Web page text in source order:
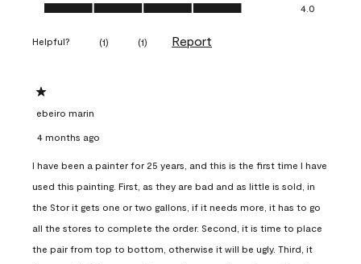
Ease of Application, 4.0 out of 5
4.0
Helpful? (1) (1) Report
1 out of 5 stars.
ebeiro marin
4 months ago
I have been a painter for 25 years, and this is the first time I have
used this painting. First, as they are bad and as little is sold, in
the Stor it gets one or two gallons, if it needs more, it has to go
all the stores to complete the order. Second, it is time to place
the pair from top to bottom, otherwise it will be ugly. Third, it